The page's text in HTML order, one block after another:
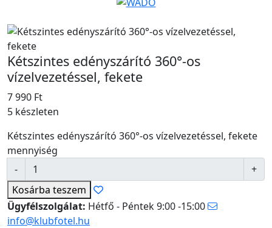
Kétszintes edényszárító 360°-os
vízelvezetéssel, fekete
7 990 Ft
5 készleten
Kétszintes edényszárító 360°-os vízelvezetéssel, fekete
mennyiség
Kosárba teszem
Ügyfélszolgálat: Hétfő - Péntek 9:00 -15:00
info@klubfotel.hu